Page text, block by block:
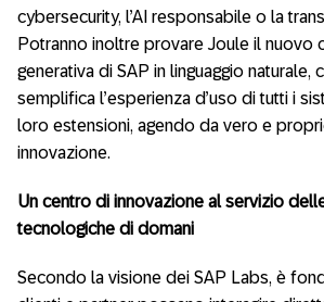
cybersecurity, l’AI responsabile o la
Potranno inoltre provare Joule il nuovo
generativa di SAP in linguaggio naturale,
semplifica l’esperienza d’uso di tutti i
loro estensioni, agendo da vero e
innovazione.
Un centro di innovazione al servizio
tecnologiche di domani
Secondo la visione dei SAP Labs, è